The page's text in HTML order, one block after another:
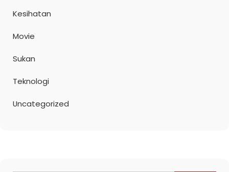
Kesihatan
Movie
Sukan
Teknologi
Uncategorized